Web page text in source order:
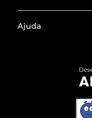
Termos de Uso
ZZ MALL é
Ajuda
Devolução do
Compre pelo